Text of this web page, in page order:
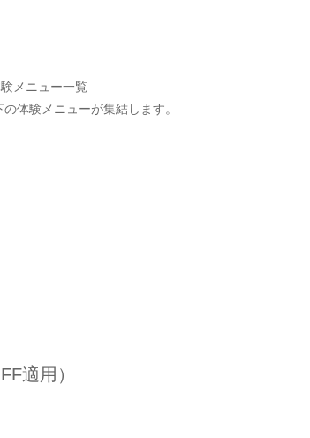
体験メニューが集結します。
適用）